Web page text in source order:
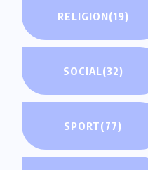
RELIGION(19)
SOCIAL(32)
SPORT(77)